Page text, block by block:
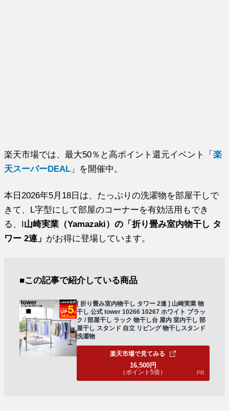
楽天市場では、最大50％と高ポイント還元イベント「楽
天スーパーDEAL 」を開催中。
本日2026年5月18日は、たっぷりの洗濯物を部屋干しで
きて、L字型にして部屋のコーナーを有効活用もでき
る、I山崎実業（Yamazaki）の「折り畳み室内物干し タ
ワー 2連」 がお得に登場しています。
■この記事で紹介している商品
[ 折り畳み室内物干し タワー 2連 ] 山崎実業 物
干し 公式 tower 10266 10267 ホワイト ブラッ
ク / 部屋干し ラック 物干し台 屋内 室内干し 部
屋干し スタンド 自立 リビング 物干しスタンド
洗濯物
16,500円
（ポイント5倍）
楽天市場で見てみる
PR